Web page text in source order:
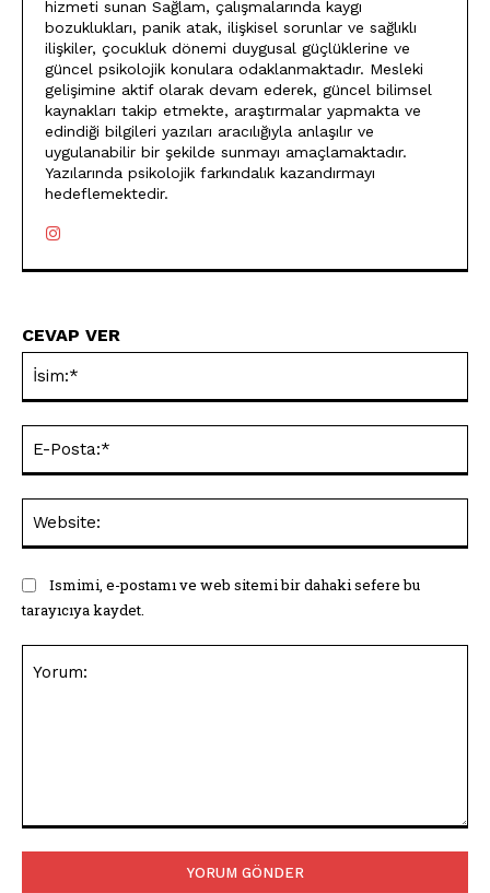
hizmeti sunan Sağlam, çalışmalarında kaygı
bozuklukları, panik atak, ilişkisel sorunlar ve sağlıklı
ilişkiler, çocukluk dönemi duygusal güçlüklerine ve
güncel psikolojik konulara odaklanmaktadır. Mesleki
gelişimine aktif olarak devam ederek, güncel bilimsel
kaynakları takip etmekte, araştırmalar yapmakta ve
edindiği bilgileri yazıları aracılığıyla anlaşılır ve
uygulanabilir bir şekilde sunmayı amaçlamaktadır.
Yazılarında psikolojik farkındalık kazandırmayı
hedeflemektedir.
CEVAP VER
Ismimi, e-postamı ve web sitemi bir dahaki sefere bu
tarayıcıya kaydet.